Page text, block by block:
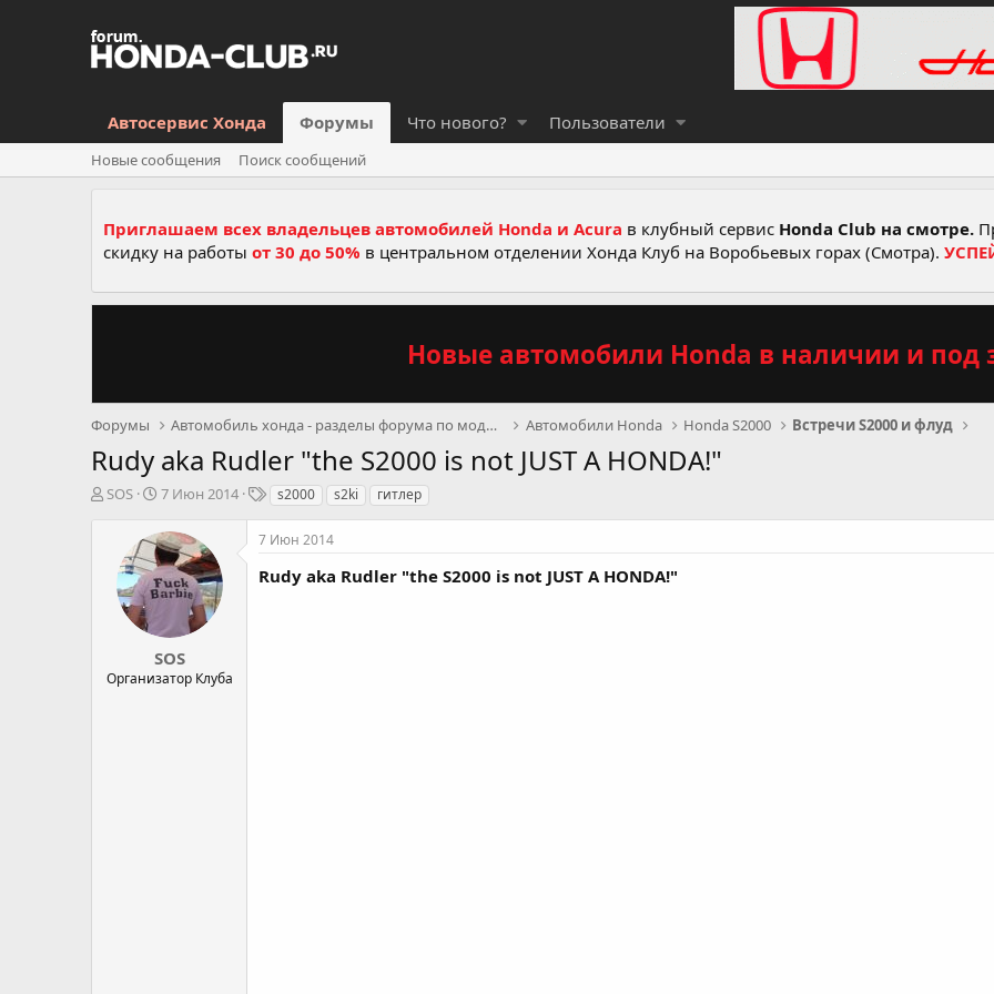
Автосервис Хонда Форумы Что нового? Пользователи
Новые сообщения Поиск сообщений
Приглашаем всех владельцев автомобилей Honda и Acura в клубный сервис Honda Club на смотре.
скидку на работы от 30 до 50% в центральном отделении Хонда Клуб на Воробьевых горах (Смотра).
Новые автомобили Honda в наличии и под
Форумы Автомобиль хонда - разделы форума по моделям, серв Автомобили Honda Honda S2000 Встречи S2000 и флуд
Rudy aka Rudler "the S2000 is not JUST A HONDA!"
А
SOS
Д
т
а
н
а
а
л
а
7 Июн 2014
Т
г
s2000 s2ki гитлер
SOS
Организатор Клуба
7 Июн 2014
Rudy aka Rudler "the S2000 is not JUST A HONDA!"